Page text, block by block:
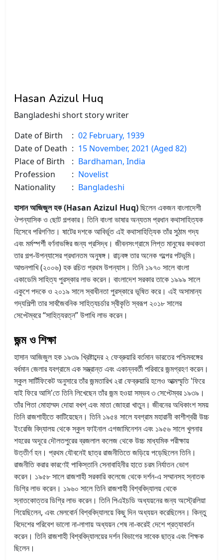
Hasan Azizul Huq
Bangladeshi short story writer
Date of Birth
: 02 February, 1939
Date of Death : 15 November, 2021 (Aged 82)
Place of Birth
: Bardhaman, India
Profession
: Novelist
Nationality
: Bangladeshi
হাসান আজিজুল হক (Hasan Azizul Huq)ছিলেন একজন বাংলাদেশী
ঔপন্যাসিক ও ছোট গল্পকার। তিনি বাংলা ভাষার অন্যতম প্রধান কথাসাহিত্যক
হিসেবে পরিগণিত। ষাটের দশকে আবির্ভূত এই কথাসাহিত্যিক তাঁর সুঠাম গদ্য
এবং মর্মস্পর্শী বর্ণনাভঙ্গির জন্য প্রসিদ্ধ। জীবনসংগ্রামে লিপ্ত মানুষের কথকতা
তার গল্প-উপন্যাসের প্রধানতম অনুষঙ্গ। রাঢ়বঙ্গ তার অনেক গল্পের পটভূমি।
আগুনপাখি (২০০৬) হক রচিত প্রথম উপন্যাস। তিনি ১৯৭০ সালে বাংলা
একাডেমি সাহিত্য পুরস্কার লাভ করেন। বাংলাদেশ সরকার তাকে ১৯৯৯ সালে
একুশে পদকে ও ২০১৯ সালে স্বাধীনতা পুরস্কারে ভূষিত করে। এই অসামান্য
গদ্যশিল্পী তার সার্বজৈবনিক সাহিত্যচর্চার স্বীকৃতি স্বরূপ ২০১৮ সালের
সেপ্টেম্বরে “সাহিত্যরত্ন” উপাধি লাভ করেন।
জন্ম ও শিক্ষা
হাসান আজিজুল হক ১৯৩৯ খ্রিষ্টাব্দের ২ ফেব্রুয়ারি বর্তমান ভারতের পশ্চিমবঙ্গের
বর্ধমান জেলার যবগ্রামে এক সম্ভ্রান্ত এবং একান্নবর্তী পরিবারে জন্মগ্রহণ করেন।
স্কুল সার্টিফিকেট অনুসারে তাঁর জন্মতারিখ ২রা ফেব্রুয়ারি হলেও আত্মস্মৃতি 'ফিরে
যাই ফিরে আসি'তে তিনি লিখেছেন তাঁর জন্ম হওয়া সম্ভব ৩ সেপ্টেম্বর ১৯৩৯।
তাঁর পিতা মোহাম্মদ দোয়া বখশ্‌ এবং মাতা জোহরা খাতুন। জীবনের অধিকাংশ সময়
তিনি রাজশাহীতে কাটিয়েছেন। তিনি ১৯৫৪ সালে যবগ্রাম মহারানী কাশীশ্বরী উচ্চ
ইংরেজি বিদ্যালয় থেকে স্কুল ফাইনাল এগজামিনেশন এবং ১৯৫৬ সালে খুলনার
শহরের অদূরে দৌলতপুরের ব্রজলাল কলেজ থেকে উচ্চ মাধ্যমিক পরীক্ষায়
উত্তীর্ণ হন। প্রথম যৌবনেই ছাত্র রাজনীতিতে জড়িয়ে পড়েছিলেন তিনি।
রাজনীতি করার কারণেই পাকিস্তানি সেনাবাহিনীর হাতে চরম নির্যাতন ভোগ
করেন। ১৯৫৮ সালে রাজশাহী সরকারি কলেজে থেকে দর্শন-এ সম্মানসহ স্নাতক
ডিগ্রি লাভ করেন। ১৯৬০ সালে তিনি রাজশাহী বিশ্ববিদ্যালয় থেকে
স্নাতকোত্তর ডিগ্রি লাভ করেন। তিনি পিএইচডি অধ্যয়নের জন্য অস্ট্রেলিয়া
গিয়েছিলেন, এবং মেলবোর্ন বিশ্ববিদ্যালয়ে কিছু দিন অধ্যয়ন করেছিলেন। কিন্তু
বিদেশের পরিবেশ ভালো না-লাগায় অধ্যয়ন শেষ না-করেই দেশে প্রত্যাবর্তন
করেন। তিনি রাজশাহী বিশ্ববিদ্যালয়ের দর্শন বিভাগের সাবেক ছাত্র এবং শিক্ষক
ছিলেন।